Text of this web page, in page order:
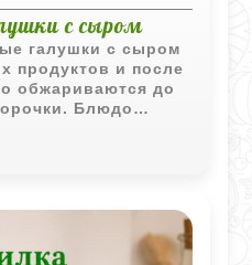
с сыром
галушки с сыром
продуктов и после
обжариваются до
Блюдо
домашнего обеда